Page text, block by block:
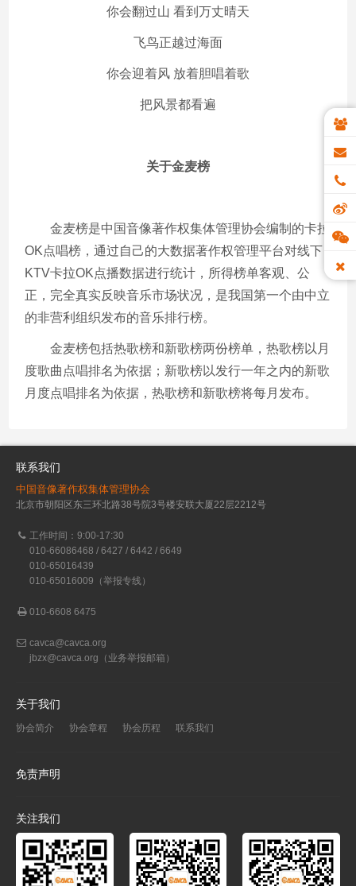
你会翻过山 看到万丈晴天
飞鸟正越过海面
你会迎着风 放着胆唱着歌
把风景都看遍
关于金麦榜
金麦榜是中国音像著作权集体管理协会编制的卡拉
OK点唱榜，通过自己的大数据著作权管理平台对线下
KTV卡拉OK点播数据进行统计，所得榜单客观、公
正，完全真实反映音乐市场状况，是我国第一个由中立
的非营利组织发布的音乐排行榜。
金麦榜包括热歌榜和新歌榜两份榜单，热歌榜以月
度歌曲点唱排名为依据；新歌榜以发行一年之内的新歌
月度点唱排名为依据，热歌榜和新歌榜将每月发布。
联系我们
中国音像著作权集体管理协会
北京市朝阳区东三环北路38号院3号楼安联大厦22层2212号
工作时间：9:00-17:30
010-66086468 / 6427 / 6442 / 6649
010-65016439
010-65016009（举报专线）
010-6608 6475
cavca@cavca.org
jbzx@cavca.org （业务举报邮箱）
关于我们
协会简介 协会章程 协会历程 联系我们
免责声明
关注我们